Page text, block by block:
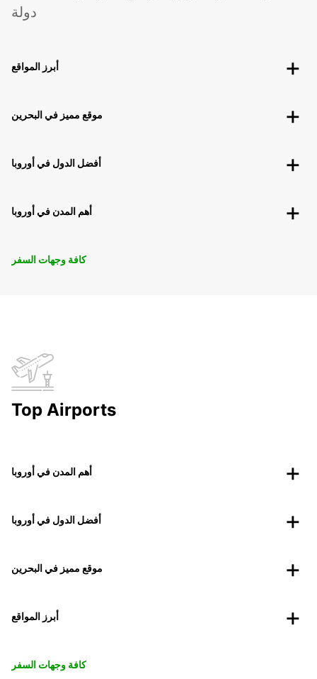
دولة
أبرز المواقع
موقع مميز في البحرين
أفضل الدول في أوروبا
أهم المدن في أوروبا
كافة وجهات السفر
Top Airports
أهم المدن في أوروبا
أفضل الدول في أوروبا
موقع مميز في البحرين
أبرز المواقع
كافة وجهات السفر